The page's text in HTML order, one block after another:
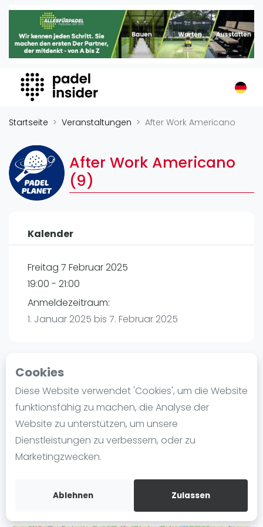
Cookies
Diese Website verwendet 'Cookies', um die Website
funktionsfähig zu machen, die Analyse der
Website zu unterstützen, um unsere
Dienstleistungen zu verbessern, oder zu
Marketingzwecken.
Ablehnen Zulassen
Padel Insider
Home
Organisationen
Buchungssysteme
Padel-Shops
Padelplatzbauer
Verschiedenes
Veranstaltungen
International
Ranking
Männer
Frauen
Blog
Die Geschichte von Padel
Regeln und Punktzählung
Padel Schläge
Video
Startseite Veranstaltungen After Work Americano
After Work Americano
(9)
Kalender
Freitag 7 Februar 2025
19:00 - 21:00
Anmeldezeitraum:
1. Januar 2025 bis 7. Februar 2025
Playtomic
Padel Planet | Schönebeck
Stadionstraße 19
39218Schönebeck
Routebeschrijving